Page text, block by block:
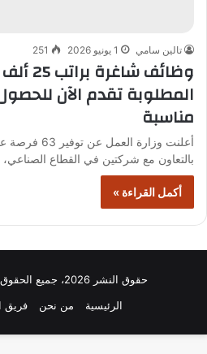
تالين سامي 1 يونيو 2026 251
وظائف
المطلوبة تقدم الآن
مناسبة
أعلنت وزارة
بالتعاون مع شركتين في القطاع
أكمل القراءة »
حقوق النشر 2026، جميع الحقوق محفوظة © نبأ مصر
الرئيسية
من نحن فريق